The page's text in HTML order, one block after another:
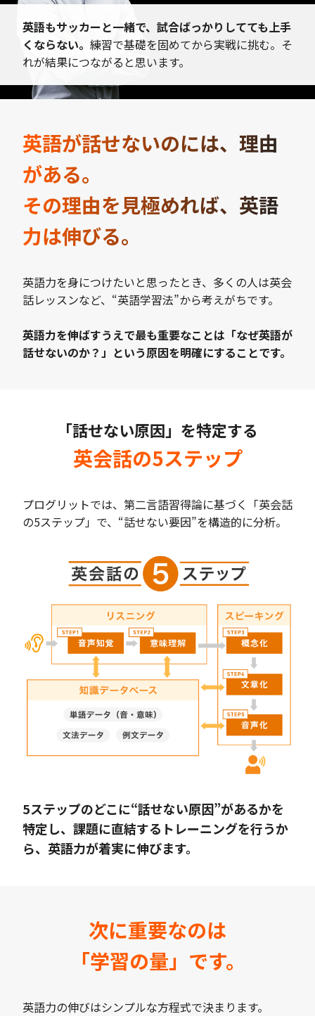
英語もサッカーと一緒で、試合ばっかりしてても上手
くならない。 練習で基礎を固めてから実戦に挑む。そ
れが結果につながると思います。
英語が話せないのには、理由
がある。
その理由を見極めれば、英語
力は伸びる。
英語力を身につけたいと思ったとき、多くの人は英会
話レッスンなど、“英語学習法”から考えがちです。
英語力を伸ばすうえで最も重要なことは「なぜ英語が
話せないのか？」という原因を明確にすることです。
「話せない原因」を特定する
英会話の5ステップ
プログリットでは、第二言語習得論に基づく「英会話
の5ステップ」で、“話せない要因”を構造的に分析。
5ステップのどこに“話せない原因”があるかを
特定し、課題に直結するトレーニングを行うか
ら、英語力が着実に伸びます。
次に重要なのは
「学習の量」です。
英語力の伸びはシンプルな方程式で決まります。